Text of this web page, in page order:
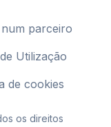
parceiro
Utilização
de cookies
os direitos